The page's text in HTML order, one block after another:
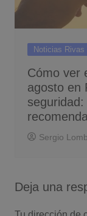
Noticias Rivas
Cómo ver
agosto en
Sergio
Deja una